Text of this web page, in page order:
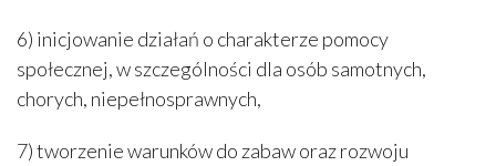
6) inicjowanie działań o charakterze pomocy
społecznej, w szczególności dla osób samotnych,
chorych, niepełnosprawnych,
7) tworzenie warunków do zabaw oraz rozwoju